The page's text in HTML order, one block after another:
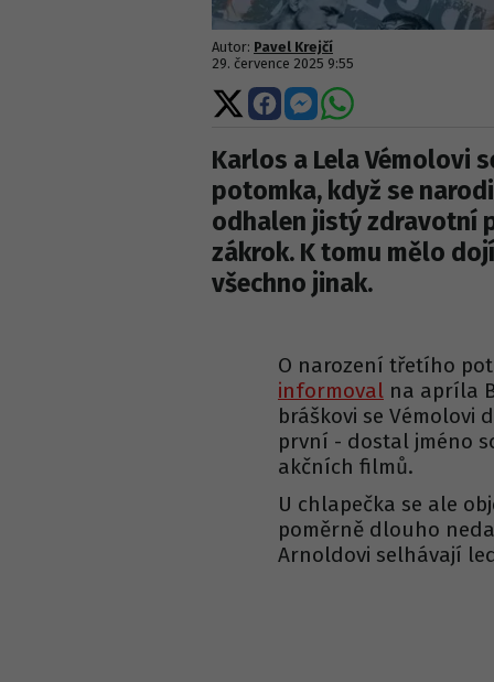
Autor: Pavel Krejčí
29. července 2025 9:55
Sdílet
na
Sdílet
na
Sdílet
na
Sdílet
Karlos a Lela Vémolovi
potomka, když se
odhalen jistý zdravotní
zákrok. K tomu mělo
všechno jinak.
O narození třetího
informoval na apríla
bráškovi se Vémolovi
první - dostal jméno
akčních filmů.
U chlapečka se ale
poměrně dlouho
Arnoldovi selhávají